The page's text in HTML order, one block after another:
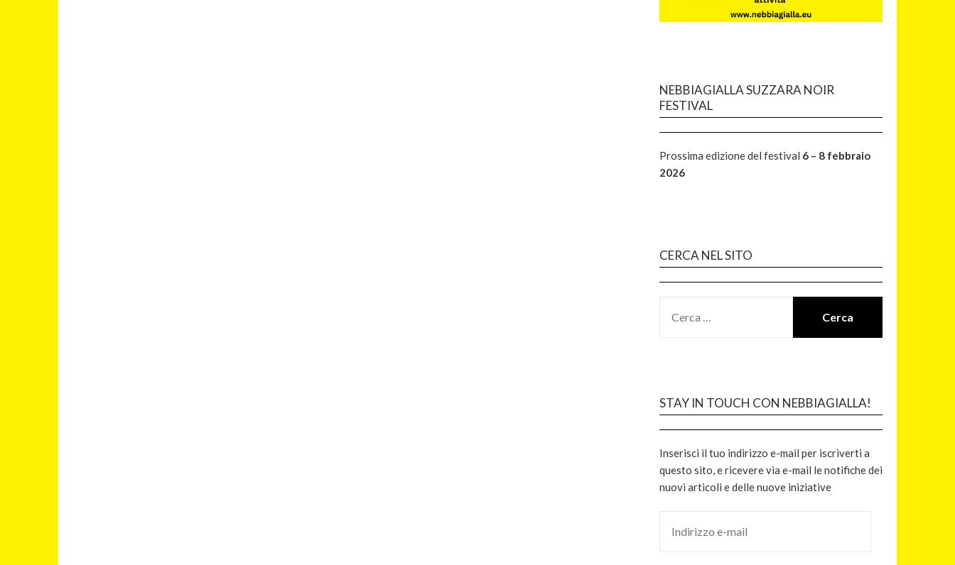
NEBBIAGIALLA SUZZARA NOIR
FESTIVAL
Prossima edizione del festival 6 – 8 febbraio
2026
CERCA NEL SITO
STAY IN TOUCH CON NEBBIAGIALLA!
Inserisci il tuo indirizzo e-mail per iscriverti a
questo sito, e ricevere via e-mail le notifiche dei
nuovi articoli e delle nuove iniziative